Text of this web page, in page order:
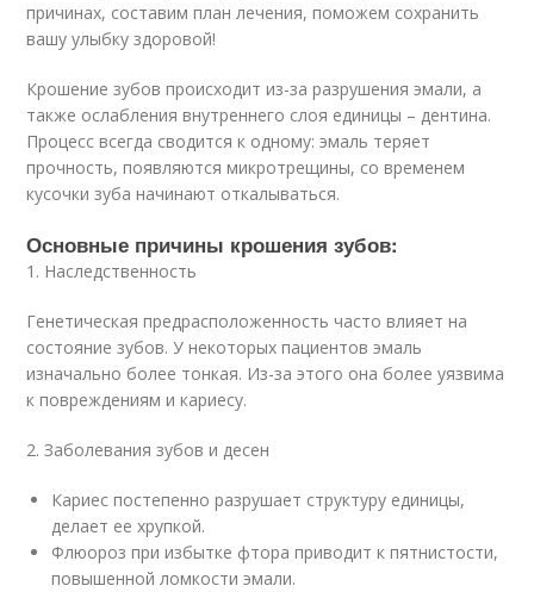
причинах, составим план лечения, поможем сохранить
вашу улыбку здоровой!
Крошение зубов происходит из-за разрушения эмали, а
также ослабления внутреннего слоя единицы – дентина.
Процесс всегда сводится к одному: эмаль теряет
прочность, появляются микротрещины, со временем
кусочки зуба начинают откалываться.
Основные причины крошения зубов:
1. Наследственность
Генетическая предрасположенность часто влияет на
состояние зубов. У некоторых пациентов эмаль
изначально более тонкая. Из-за этого она более уязвима
к повреждениям и кариесу.
2. Заболевания зубов и десен
Кариес постепенно разрушает структуру единицы,
делает ее хрупкой.
Флюороз при избытке фтора приводит к пятнистости,
повышенной ломкости эмали.